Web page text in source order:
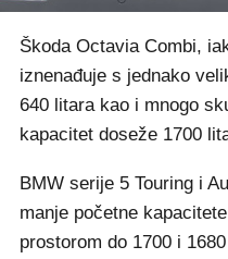
Škoda Octavia Combi,
iznenađuje s jednako
640 litara kao i mnogo
kapacitet doseže 1700
BMW serije 5 Touring i
manje početne
prostorom do 1700 i